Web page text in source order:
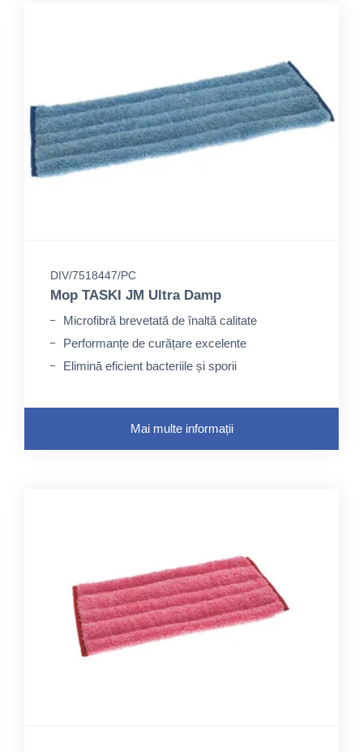
DIV/7518447/PC
Mop TASKI JM Ultra Damp
Microfibră brevetată de înaltă calitate
Performanțe de curățare excelente
Elimină eficient bacteriile și sporii
Mai multe informații